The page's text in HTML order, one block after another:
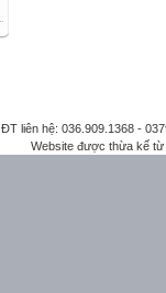
ĐT liên hệ: 036.909.1368 -
Website được thừa kế từ